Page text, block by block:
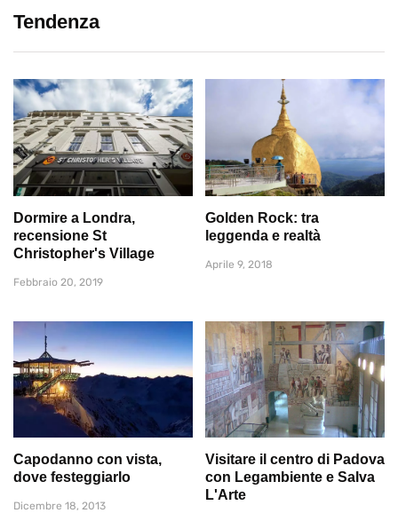
Tendenza
Dormire a Londra,
recensione St
Christopher's Village
Febbraio 20, 2019
Golden Rock: tra
leggenda e realtà
Aprile 9, 2018
Capodanno con vista,
dove festeggiarlo
Dicembre 18, 2013
Visitare il centro di Padova
con Legambiente e Salva
L'Arte